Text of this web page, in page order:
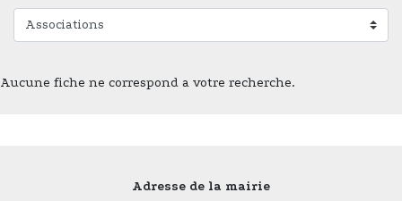
Aucune fiche ne correspond a votre recherche.
Adresse de la mairie